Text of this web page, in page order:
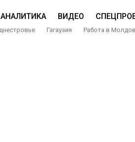
АНАЛИТИКА ВИДЕО
Гагаузия Работа в